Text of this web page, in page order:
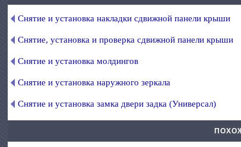
Снятие и установка накладки сдвижной панели крыши
Снятие, установка и проверка сдвижной панели крыши
Снятие и установка молдингов
Снятие и установка наружного зеркала
Снятие и установка замка двери задка (Универсал)